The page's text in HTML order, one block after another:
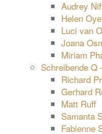
Audrey
Helen
Luci van
Joana
Miriam
Schreibende Q
Richard
Gerhard
Matt Ruff
Samanta
Fabienne